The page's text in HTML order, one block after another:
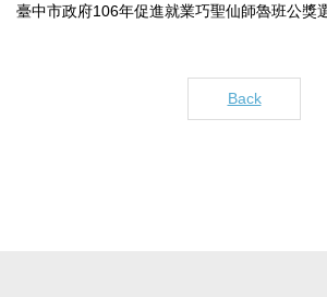
臺中市政府106年促進就業巧聖仙師魯班公獎
Back